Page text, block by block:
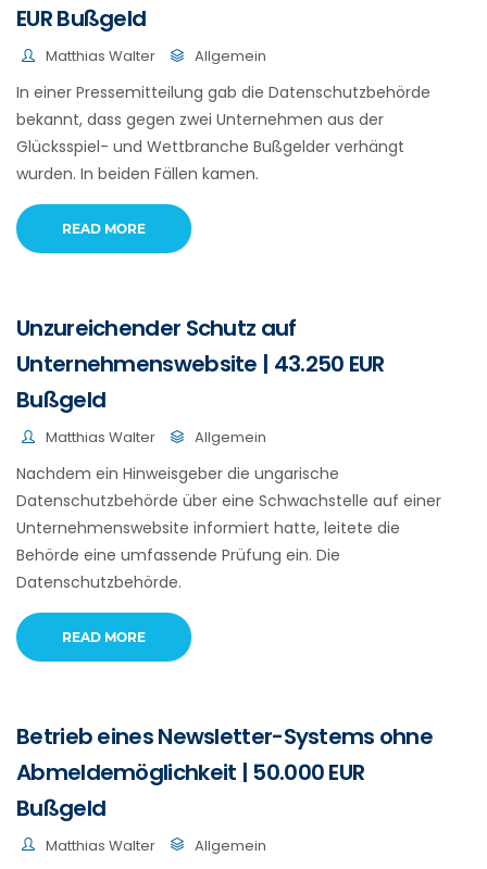
EUR Bußgeld
Matthias Walter Allgemein
In einer Pressemitteilung gab die Datenschutzbehörde
bekannt, dass gegen zwei Unternehmen aus der
Glücksspiel- und Wettbranche Bußgelder verhängt
wurden. In beiden Fällen kamen.
READ MORE
Unzureichender Schutz auf
Unternehmenswebsite | 43.250 EUR
Bußgeld
Matthias Walter Allgemein
Nachdem ein Hinweisgeber die ungarische
Datenschutzbehörde über eine Schwachstelle auf einer
Unternehmenswebsite informiert hatte, leitete die
Behörde eine umfassende Prüfung ein. Die
Datenschutzbehörde.
READ MORE
Betrieb eines Newsletter-Systems ohne
Abmeldemöglichkeit | 50.000 EUR
Bußgeld
Matthias Walter Allgemein